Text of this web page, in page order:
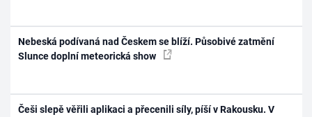
Nebeská podívaná nad Českem se blíží. Působivé zatmění
Slunce doplní meteorická show
Češi slepě věřili aplikaci a přecenili síly, píší v Rakousku. V